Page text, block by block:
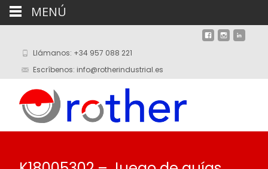
Llámanos: +34 957 088 221
Escríbenos: info@rotherindustrial.es
MENÚ